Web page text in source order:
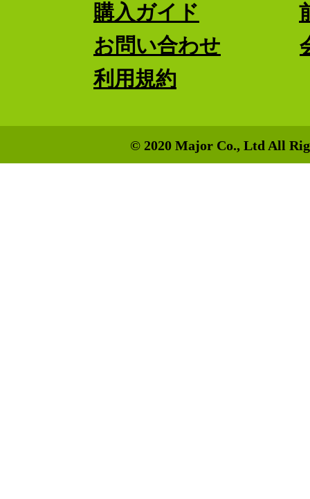
購入ガイド
お問い合わせ
利用規約
© 2020 Major Co., Ltd All